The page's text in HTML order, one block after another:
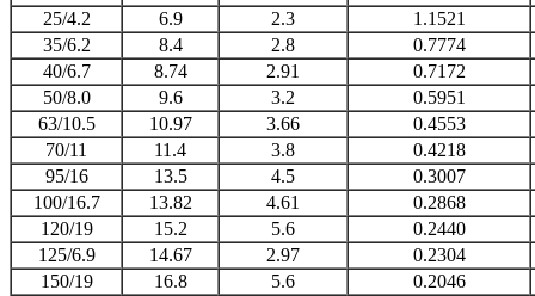
25/4.2
6.9 2.3
1.1521
35/6.2
8.4 2.8
0.7774
40/6.7
8.74 2.91
0.7172
50/8.0
9.6 3.2
0.5951
63/10.5
10.97 3.66
0.4553
70/11
11.4 3.8
0.4218
95/16
13.5 4.5
0.3007
100/16.7
13.82 4.61
0.2868
120/19
15.2 5.6
0.2440
125/6.9
14.67 2.97
0.2304
150/19
16.8 5.6
0.2046